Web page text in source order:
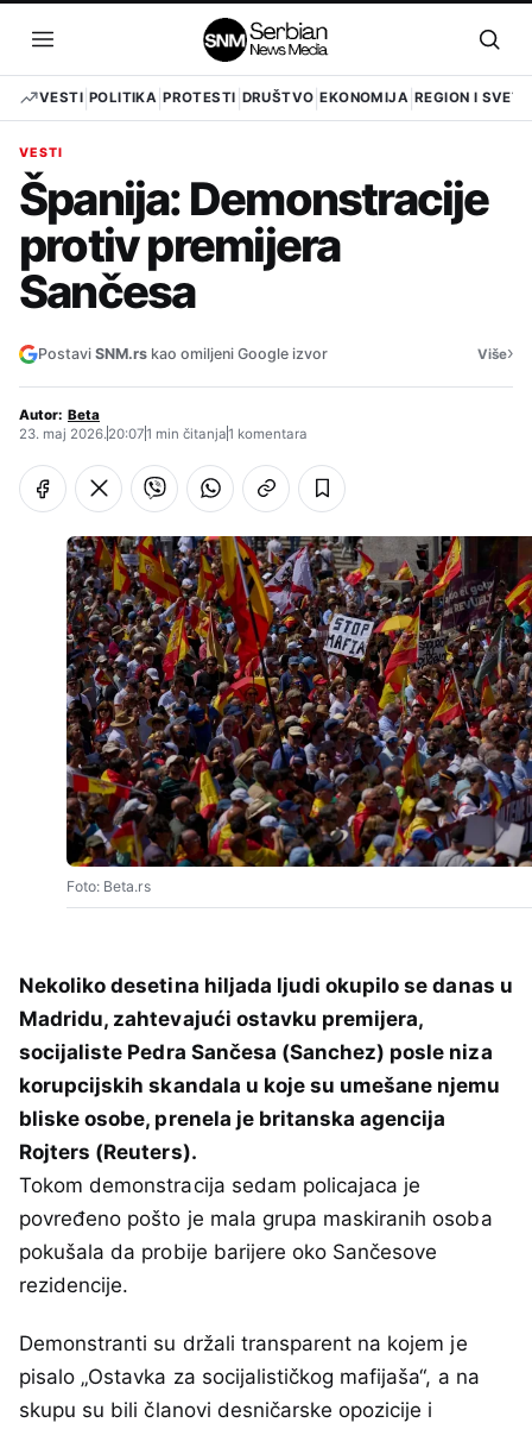
sadržaj
Otvori
meni
VESTI POLITIKA PROTESTI DRUŠTVO EKONOMIJA REGION I SVET
VESTI
Španija: Demonstracije
protiv premijera
Sančesa
Postavi SNM.rs kao omiljeni Google izvor Više›
Autor: Beta
23. maj 2026.20:071 min čitanja1 komentara
Foto: Beta.rs
Nekoliko desetina hiljada ljudi okupilo se danas u
Madridu, zahtevajući ostavku premijera,
socijaliste Pedra Sančesa (Sanchez) posle niza
korupcijskih skandala u koje su umešane njemu
bliske osobe, prenela je britanska agencija
Rojters (Reuters).
Tokom demonstracija sedam policajaca je
povređeno pošto je mala grupa maskiranih osoba
pokušala da probije barijere oko Sančesove
rezidencije.
Demonstranti su držali transparent na kojem je
pisalo „Ostavka za socijalističkog mafijaša“, a na
skupu su bili članovi desničarske opozicije i